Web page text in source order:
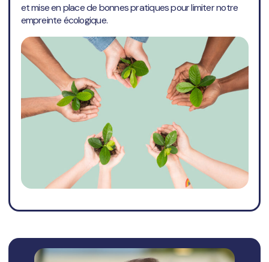
et mise en place de bonnes pratiques pour limiter notre
empreinte écologique.